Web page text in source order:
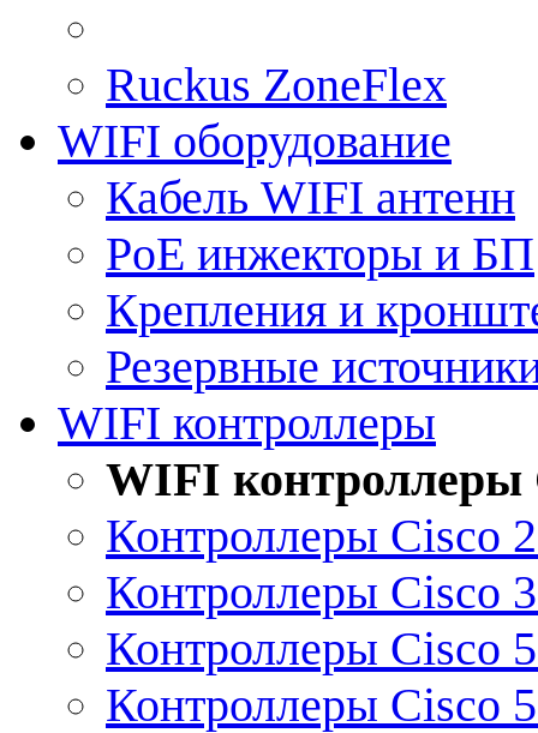
Ruckus ZoneFlex
WIFI оборудование
Кабель WIFI антенн
PoE инжекторы и БП
Крепления и
Резервные
WIFI контроллеры
WIFI контроллеры
Контроллеры Cisco
Контроллеры Cisco
Контроллеры Cisco
Контроллеры Cisco